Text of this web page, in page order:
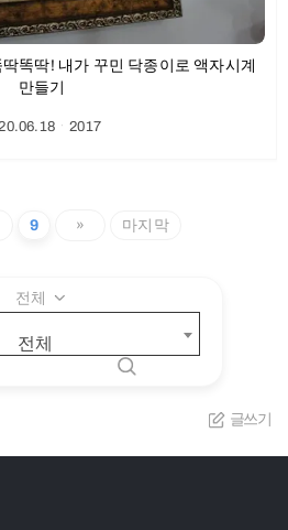
똑딱! 내가 꾸민 닥종이로 액자시계
만들기
ㆍ2017
9 » 마지막
전체
전체
글쓰기